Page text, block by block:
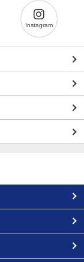
Instagram